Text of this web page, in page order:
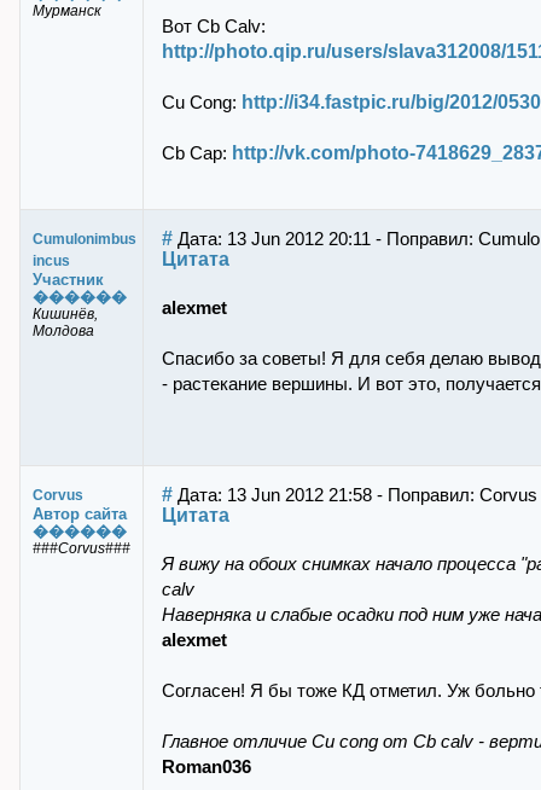
Мурманск
Вот Cb Calv:
http://photo.qip.ru/users/slava312008/
Cu Cong: http://i34.fastpic.ru/big/2012/
Cb Cap: http://vk.com/photo-
Cumulonimbus
incus
Участник
������
Кишинёв,
Молдова
# Дата: 13 Jun 2012 20:11 - Поправил:
Цитата
alexmet
Спасибо за советы! Я для себя делаю
- растекание вершины. И вот это,
Corvus
Автор сайта
������
###Corvus###
# Дата: 13 Jun 2012 21:58 - Поправил: Corvus
Цитата
Я вижу на обоих снимках начало процесса
calv
Наверняка и слабые осадки под ним уже
alexmet
Согласен! Я бы тоже КД отметил. Уж больно
Главное отличие Cu cong от Cb calv -
Roman036